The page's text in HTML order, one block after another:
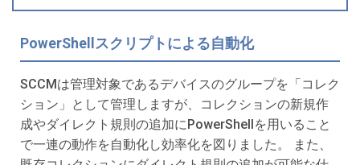
PowerShellスクリプトによる自動化
SCCMは管理対象であるデバイスのグループを「コレク
ション」として管理しますが、コレクションの新規作
成やダイレクト規則の追加にPowerShellを用いること
で一連の動作を自動化し効率化を図りました。 また、